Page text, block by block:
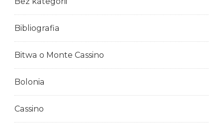
Bibliografia
Bitwa o Monte Cassino
Bolonia
Cassino